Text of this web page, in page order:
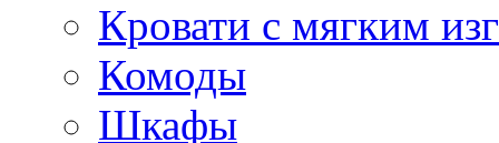
Кровати с мягким
Комоды
Шкафы